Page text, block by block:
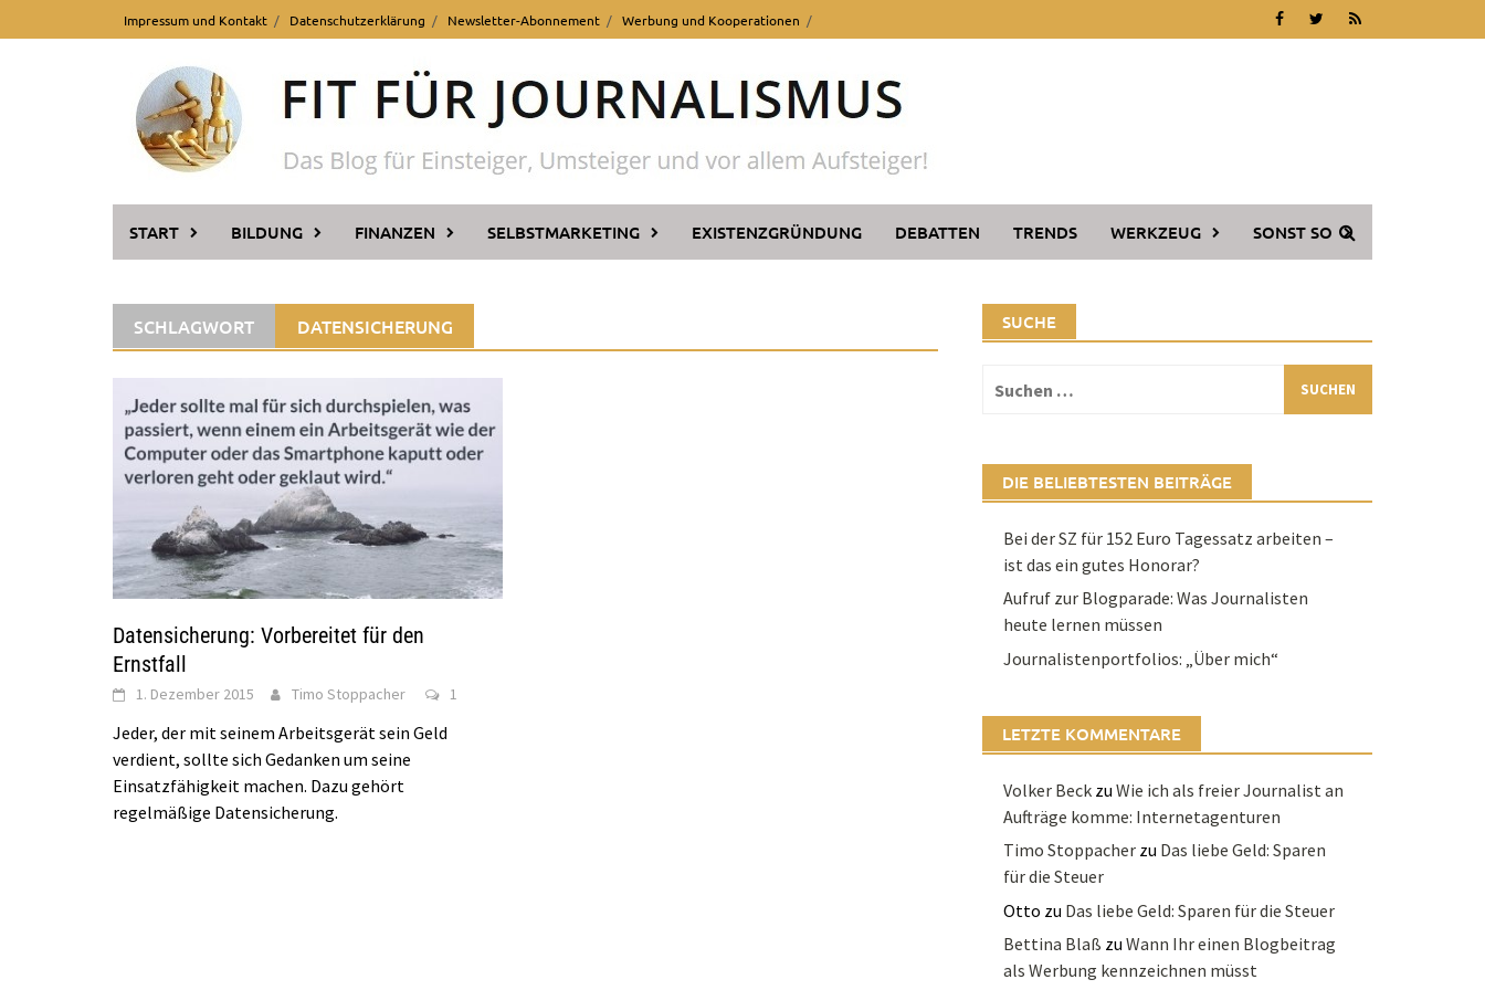
to
Impressum und Kontakt Datenschutzerklärung Newsletter-Abonnement Werbung und Kooperationen
START BILDUNG FINANZEN SELBSTMARKETING EXISTENZGRÜNDUNG DEBATTEN TRENDS WERKZEUG SONST SO
SCHLAGWORT DATENSICHERUNG
Datensicherung: Vorbereitet für den
Ernstfall
1. Dezember 2015 Timo Stoppacher 1
Jeder, der mit seinem Arbeitsgerät sein Geld
verdient, sollte sich Gedanken um seine
Einsatzfähigkeit machen. Dazu gehört
regelmäßige Datensicherung.
SUCHE
nach:
DIE BELIEBTESTEN BEITRÄGE
Bei der SZ für 152 Euro Tagessatz arbeiten –
ist das ein gutes Honorar?
Aufruf zur Blogparade: Was Journalisten
heute lernen müssen
Journalistenportfolios: „Über mich“
LETZTE KOMMENTARE
Volker Beckzu Wie ich als freier Journalist an
Aufträge komme: Internetagenturen
Timo Stoppacherzu Das liebe Geld: Sparen
für die Steuer
Otto zu Das liebe Geld: Sparen für die Steuer
Bettina Blaß zu Wann Ihr einen Blogbeitrag
als Werbung kennzeichnen müsst